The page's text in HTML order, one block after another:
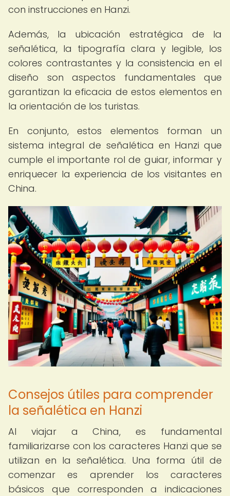
con instrucciones en Hanzi.
Además, la ubicación estratégica de la
señalética, la tipografía clara y legible, los
colores contrastantes y la consistencia en el
diseño son aspectos fundamentales que
garantizan la eficacia de estos elementos en
la orientación de los turistas.
En conjunto, estos elementos forman un
sistema integral de señalética en Hanzi que
cumple el importante rol de guiar, informar y
enriquecer la experiencia de los visitantes en
China.
Consejos útiles para comprender
la señalética en Hanzi
Al viajar a China, es fundamental
familiarizarse con los caracteres Hanzi que se
utilizan en la señalética. Una forma útil de
comenzar es aprender los caracteres
básicos que corresponden a indicaciones